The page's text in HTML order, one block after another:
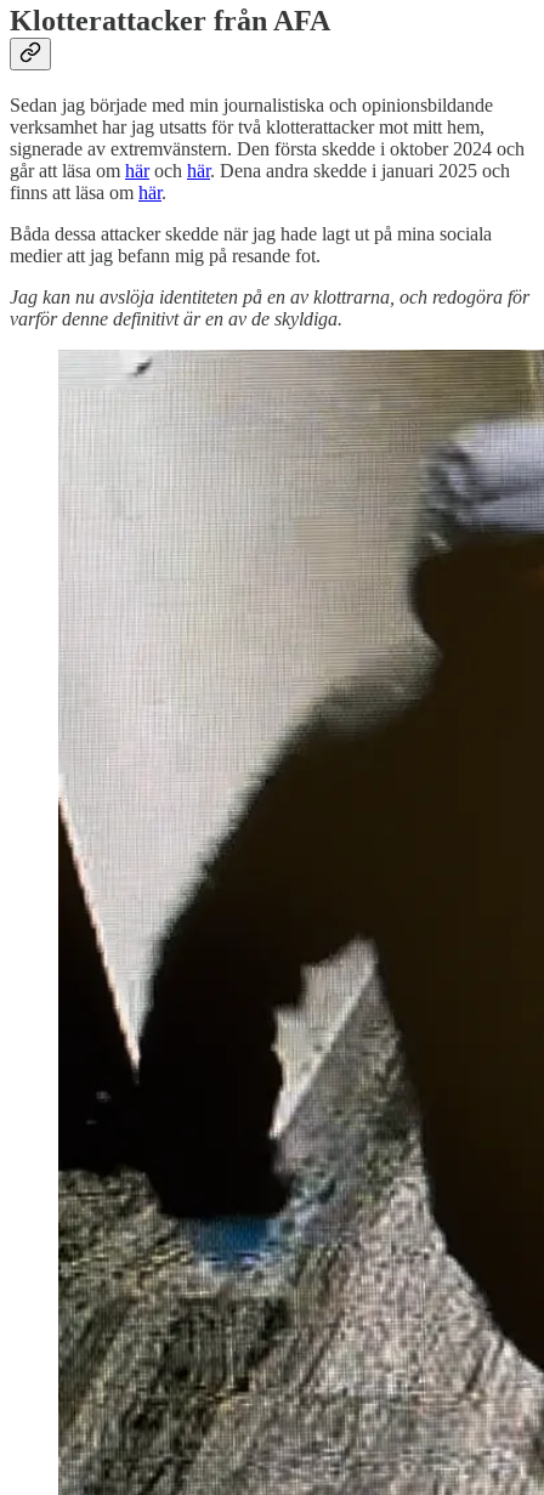
Klotterattacker från AFA
Sedan jag började med min journalistiska och opinionsbildande
verksamhet har jag utsatts för två klotterattacker mot mitt hem,
signerade av extremvänstern. Den första skedde i oktober 2024 och
går att läsa om häroch här. Dena andra skedde i januari 2025 och
finns att läsa om här.
Båda dessa attacker skedde när jag hade lagt ut på mina sociala
medier att jag befann mig på resande fot.
Jag kan nu avslöja identiteten på en av klottrarna, och redogöra för
varför denne definitivt är en av de skyldiga.